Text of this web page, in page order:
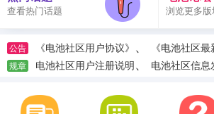
查看热门话题 浏览更多版
公告 《电池社区用户协议》 、 《电池社区最
规章 电池社区用户注册说明、 电池社区信息